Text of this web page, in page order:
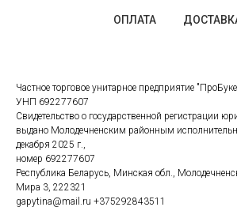
ОПЛАТА
Частное торговое унитарное предприятие
УНП 692277607
Свидетельство о государственной регистрации
выдано Молодечненским районным
декабря 2025 г.,
номер 692277607
Республика Беларусь, Минская обл.,
Мира 3, 222321
gapytina@mail.ru +375292843511